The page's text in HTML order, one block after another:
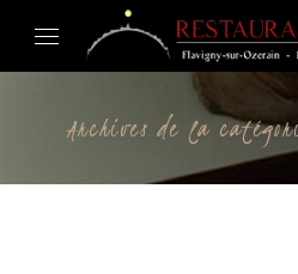
Archives de la